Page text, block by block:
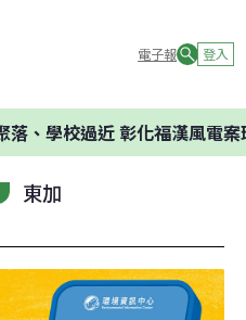
電子報 登入
、學校過近 彰化福漢風電案環
東加